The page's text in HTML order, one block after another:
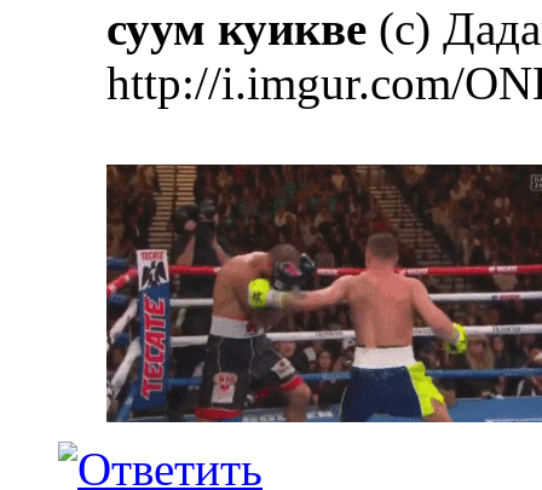
суум куикве (с)
http://i.imgur.com/